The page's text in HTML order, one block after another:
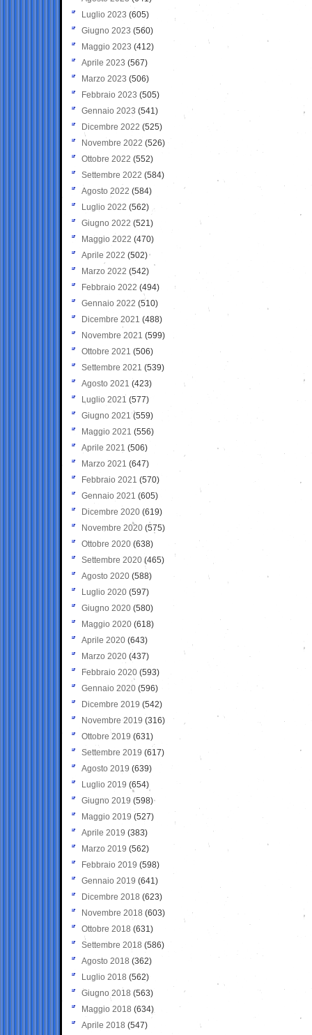
Luglio 2023 (605)
Giugno 2023 (560)
Maggio 2023 (412)
Aprile 2023 (567)
Marzo 2023 (506)
Febbraio 2023 (505)
Gennaio 2023 (541)
Dicembre 2022 (525)
Novembre 2022 (526)
Ottobre 2022 (552)
Settembre 2022 (584)
Agosto 2022 (584)
Luglio 2022 (562)
Giugno 2022 (521)
Maggio 2022 (470)
Aprile 2022 (502)
Marzo 2022 (542)
Febbraio 2022 (494)
Gennaio 2022 (510)
Dicembre 2021 (488)
Novembre 2021 (599)
Ottobre 2021 (506)
Settembre 2021 (539)
Agosto 2021 (423)
Luglio 2021 (577)
Giugno 2021(559)
Maggio 2021 (556)
Aprile 2021 (506)
Marzo 2021 (647)
Febbraio 2021 (570)
Gennaio 2021 (605)
Dicembre 2020 (619)
Novembre 2020 (575)
Ottobre 2020 (638)
Settembre 2020(465)
Agosto 2020 (588)
Luglio 2020 (597)
Giugno 2020 (580)
Maggio 2020 (618)
Aprile 2020 (643)
Marzo 2020 (437)
Febbraio 2020 (593)
Gennaio 2020 (596)
Dicembre 2019 (542)
Novembre 2019 (316)
Ottobre 2019 (631)
Settembre 2019 (617)
Agosto 2019 (639)
Luglio 2019 (654)
Giugno 2019 (598)
Maggio 2019 (527)
Aprile 2019 (383)
Marzo 2019 (562)
Febbraio 2019 (598)
Gennaio 2019 (641)
Dicembre 2018 (623)
Novembre 2018 (603)
Ottobre 2018 (631)
Settembre 2018 (586)
Agosto 2018 (362)
Luglio 2018 (562)
Giugno 2018 (563)
Maggio 2018 (634)
Aprile 2018 (547)